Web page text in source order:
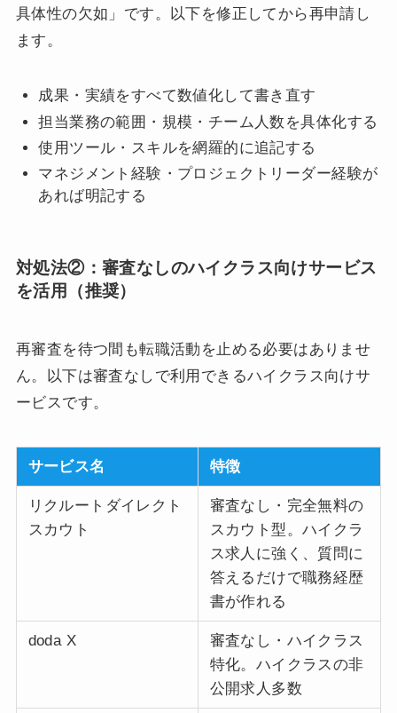
具体性の欠如」です。以下を修正してから再申請し
ます。
成果・実績をすべて数値化して書き直す
担当業務の範囲・規模・チーム人数を具体化する
使用ツール・スキルを網羅的に追記する
マネジメント経験・プロジェクトリーダー経験が
あれば明記する
対処法②：審査なしのハイクラス向けサービス
を活用（推奨）
再審査を待つ間も転職活動を止める必要はありませ
ん。以下は審査なしで利用できるハイクラス向けサ
ービスです。
サービス名 特徴
リクルートダイレクト
スカウト
審査なし・完全無料の
スカウト型。ハイクラ
ス求人に強く、質問に
答えるだけで職務経歴
書が作れる
doda X
審査なし・ハイクラス
特化。ハイクラスの非
公開求人多数